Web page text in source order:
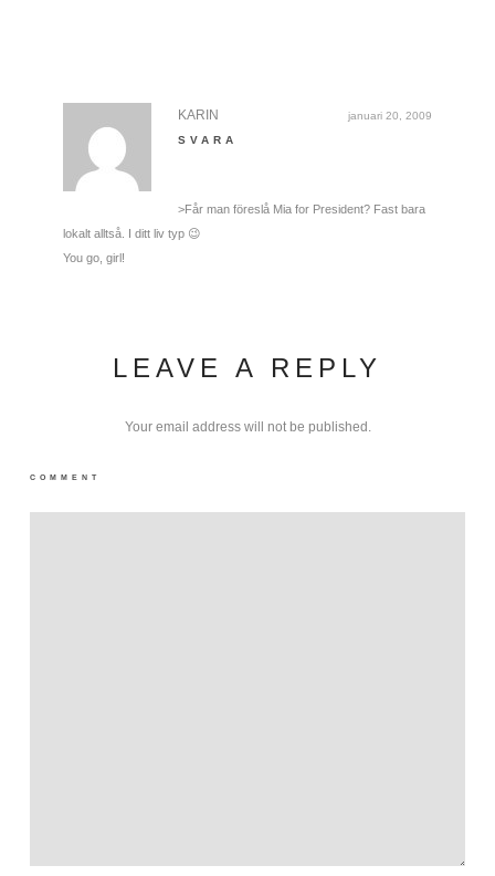
januari 20, 2009
KARIN
SVARA
>Får man föreslå Mia for President? Fast bara
lokalt alltså. I ditt liv typ 😉
You go, girl!
LEAVE A REPLY
Your email address will not be published.
COMMENT